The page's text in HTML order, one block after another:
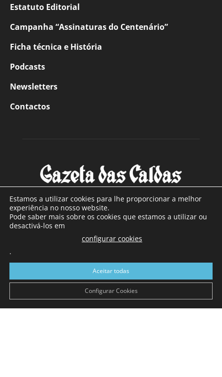
Estatuto Editorial
Campanha “Assinaturas do Centenário”
Ficha técnica e História
Podcasts
Newsletters
Contactos
SOBRE NÓS
Com sede nas Caldas da Rainha e mais de 90 anos de
a sul de distrito de Leiria, com mais de 40.000 leitores por
toda a região Oeste. Jornal com distribuição em Portugal
Continental e assinatura online.
Estamos a utilizar cookies para lhe proporcionar a melhor
experiência no nosso website.
Pode saber mais sobre os cookies que estamos a utilizar ou
desactivá-los em
configurar cookies
.
Aceitar todas
Configurar Cookies